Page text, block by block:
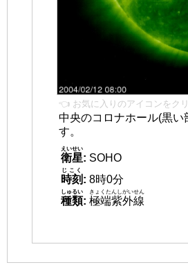
👈 お気に入りのアイコンをクリ
中央のコロナホール(黒い
す。
衛星
えいせい
: SOHO
時刻
じこく
: 8時0分
種類
しゅるい
: 極端紫外線
きょくたんしがいせん